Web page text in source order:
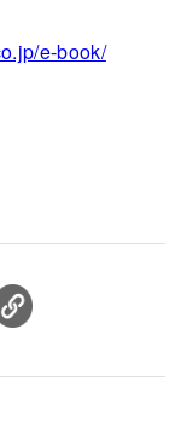
e-book/